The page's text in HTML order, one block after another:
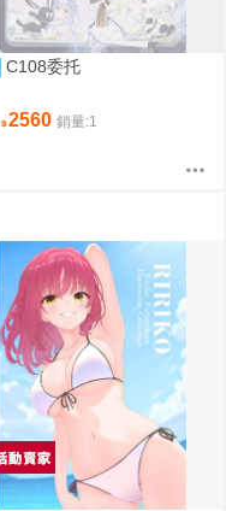
C108委托
2560 銷量:1